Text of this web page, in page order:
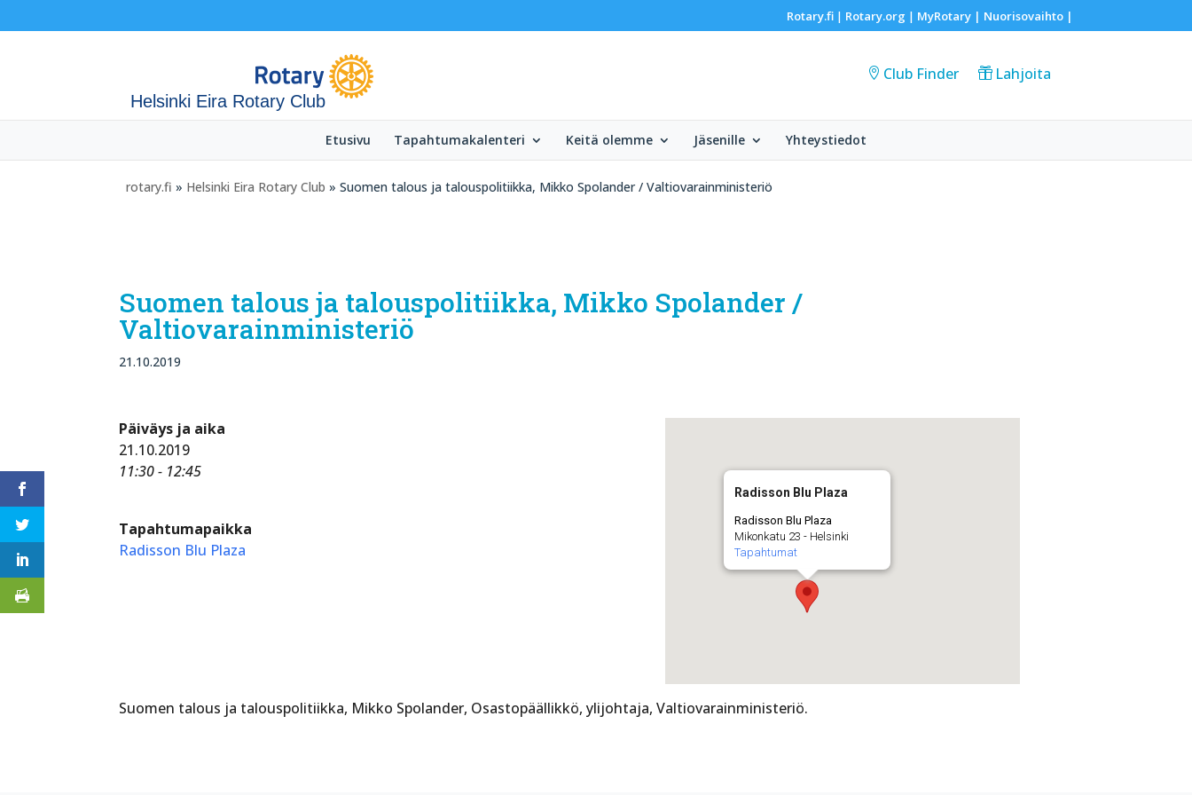
Rotary.fi| Rotary.org | MyRotary | Nuorisovaihto|
Helsinki Eira Rotary Club
Club Finder Lahjoita
Etusivu Tapahtumakalenteri Keitä olemme Jäsenille Yhteystiedot
rotary.fi » Helsinki Eira Rotary Club » Suomen talous ja talouspolitiikka, Mikko Spolander / Valtiovarainministeriö
Suomen talous ja talouspolitiikka, Mikko Spolander /
Valtiovarainministeriö
21.10.2019
Radisson Blu Plaza
Radisson Blu Plaza
Mikonkatu 23 - Helsinki
Tapahtumat
Päiväys ja aika
21.10.2019
11:30 - 12:45
Tapahtumapaikka
Radisson Blu Plaza
Suomen talous ja talouspolitiikka, Mikko Spolander, Osastopäällikkö, ylijohtaja, Valtiovarainministeriö.